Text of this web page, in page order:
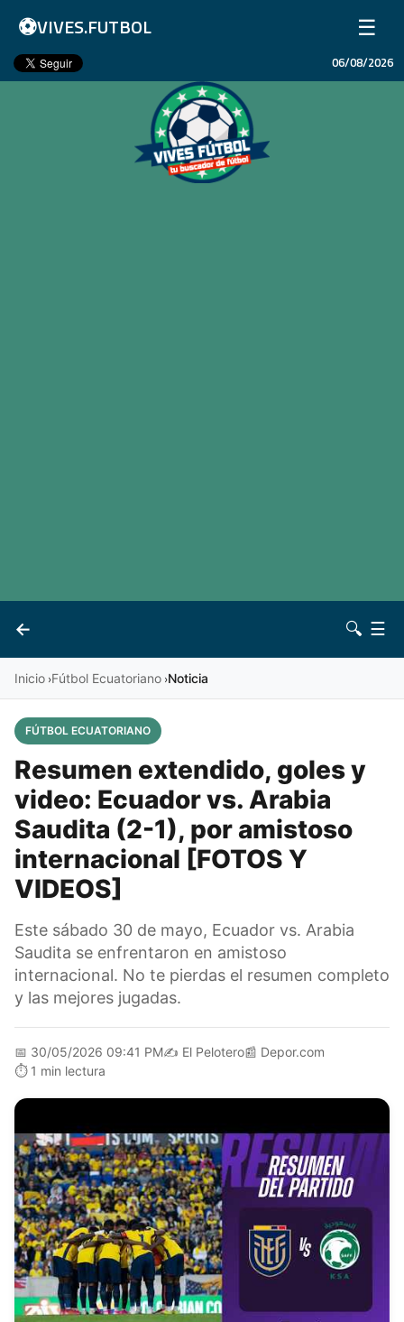
⚽VIVES.FUTBOL ☰
Inicio
06/08/2026
←
Vives 🔍 ☰
Inicio ›Fútbol Ecuatoriano ›Noticia
FÚTBOL ECUATORIANO
Resumen extendido, goles y
video: Ecuador vs. Arabia
Saudita (2-1), por amistoso
internacional [FOTOS Y
VIDEOS]
Este sábado 30 de mayo, Ecuador vs. Arabia
Saudita se enfrentaron en amistoso
internacional. No te pierdas el resumen completo
y las mejores jugadas.
📅 30/05/2026 09:41 PM✍️ El Pelotero📰 Depor.com
⏱️ 1 min lectura